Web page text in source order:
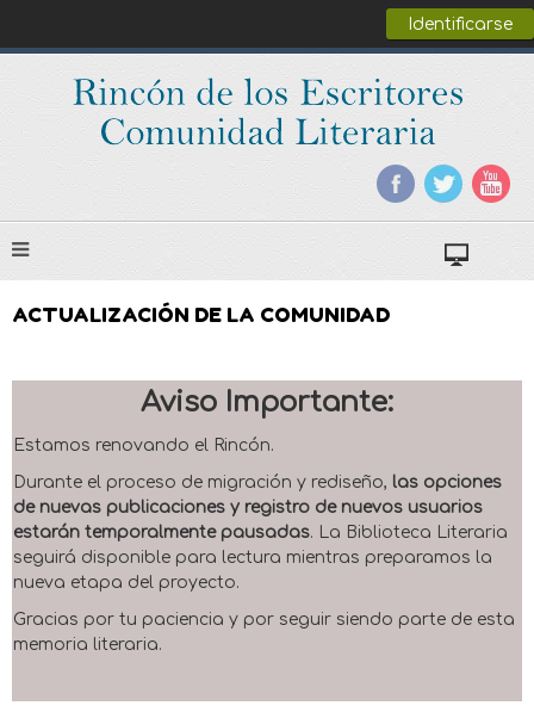
Identificarse
ACTUALIZACIÓN DE LA COMUNIDAD
Aviso Importante:
Estamos renovando el Rincón.
Durante el proceso de migración y rediseño, las opciones
de nuevas publicaciones y registro de nuevos usuarios
estarán temporalmente pausadas. La Biblioteca Literaria
seguirá disponible para lectura mientras preparamos la
nueva etapa del proyecto.
Gracias por tu paciencia y por seguir siendo parte de esta
memoria literaria.